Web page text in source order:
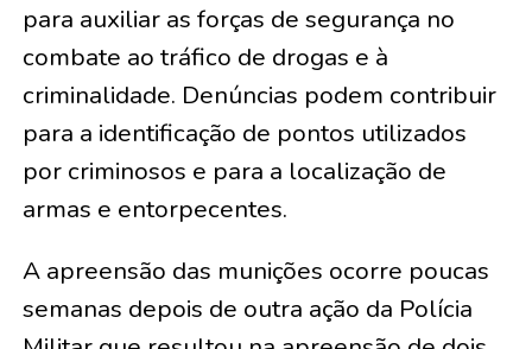
para auxiliar as forças de segurança no
combate ao tráfico de drogas e à
criminalidade. Denúncias podem contribuir
para a identificação de pontos utilizados
por criminosos e para a localização de
armas e entorpecentes.
A apreensão das munições ocorre poucas
semanas depois de outra ação da Polícia